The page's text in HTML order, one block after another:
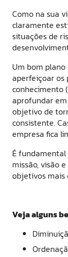
Como na sua
claramente
situações de
Um bom
aperfeiçoar os
conhecimento
aprofundar
objetivo de
consistente.
empresa fica
É
missão, visão
objetivos mais
Veja alguns